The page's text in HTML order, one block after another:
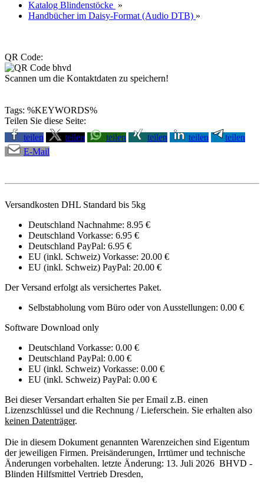
Katalog Blindenstöcke »
Handbücher im Daisy-Format (Audio DTB) »
QR Code:
Scannen um die Kontaktdaten zu speichern!
Tags: %KEYWORDS%
Teilen Sie diese Seite:
teilen
teilen teilen teilen teilen
teilen
E-Mail
Versandkosten DHL Standard bis 5kg
Deutschland Nachnahme: 8.95 €
Deutschland Vorkasse: 6.95 €
Deutschland PayPal: 6.95 €
EU (inkl. Schweiz) Vorkasse: 20.00 €
EU (inkl. Schweiz) PayPal: 20.00 €
Der Versand erfolgt als versichertes Paket.
Selbstabholung vom Büro oder von Ausstellungen: 0.00 €
Software Download only
Deutschland Vorkasse: 0.00 €
Deutschland PayPal: 0.00 €
EU (inkl. Schweiz) Vorkasse: 0.00 €
EU (inkl. Schweiz) PayPal: 0.00 €
Bei dieser Versandart erhalten Sie per Email z.B. einen
Lizenzschlüssel und die Rechnung / Lieferschein. Sie erhalten also
keinen Datenträger.
Die in diesem Dokument genannten Warenzeichen sind Eigentum
der jeweiligen Firmen. Preisänderungen, Irrtümer und technische
Änderungen vorbehalten. letzte Änderung: 13. Juli 2026 BHVD -
Blinden Hilfsmittel Vertrieb Dresden,